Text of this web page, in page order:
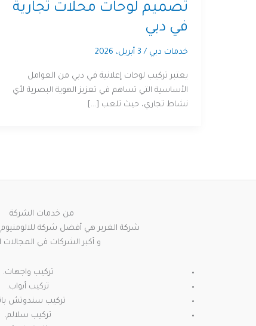
تصميم لوحات محلات تجارية
في دبي
خدمات دبي / 3 أبريل، 2026
يعتبر تركيب لوحات إعلانية في دبي من العوامل
الأساسية التي تساهم في تعزيز الهوية البصرية لأي
نشاط تجاري، حيث تلعب […]
من خدمات الشركة
شركة الغرير هي أفضل شركة للالومنيوم
و أكبر الشركات في المجالات
تركيب واجهات.
تركيب أبواب.
تركيب سندوتش
تركيب سلالم.